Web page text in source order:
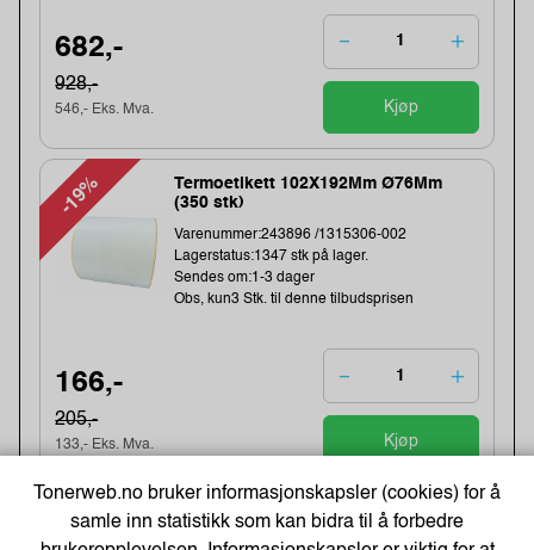
682,-
928,-
546,- Eks. Mva. Kjøp
-19%
Termoetikett 102X192Mm Ø76Mm
(350 stk)
Varenummer:243896 /1315306-002
Lagerstatus:1347 stk på lager.
Sendes om:1-3 dager
Obs, kun3 Stk. til denne tilbudsprisen
166,-
205,-
133,- Eks. Mva. Kjøp
-19%
Direct thermal receipt roll 101,6 mm
wide, 32,2 meter length
Tonerweb.no bruker informasjonskapsler (cookies) for å
samle inn statistikk som kan bidra til å forbedre